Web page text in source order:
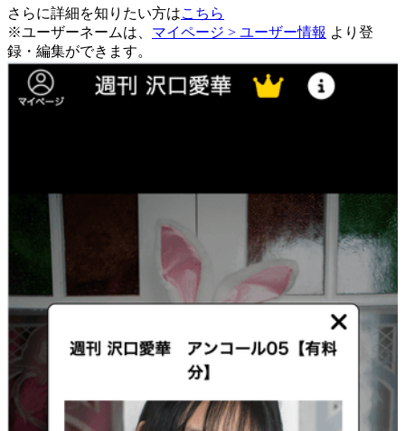
さらに詳細を知りたい方はこちら
※ユーザーネームは、 マイページ > ユーザー情報 より登
録・編集ができます。